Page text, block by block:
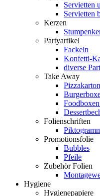
Servietten
Servietten
Kerzen
Partyartikel
Fackeln
Konfetti-
diverse
Take Away
Pizzakarton
Folienschriften
Promotionsfolie
Bubbles
Pfeile
Zubehör Folien
Hygiene
Hygienepapiere